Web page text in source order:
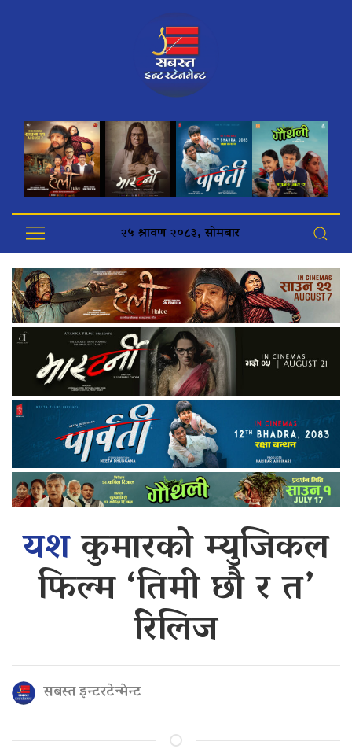
२५ श्रावण २०८३, सोमबार
यशकुमारको म्युजिकल
फिल्म ‘तिमी छौ र त’
रिलिज
सबस्त इन्टरटेन्मेन्ट